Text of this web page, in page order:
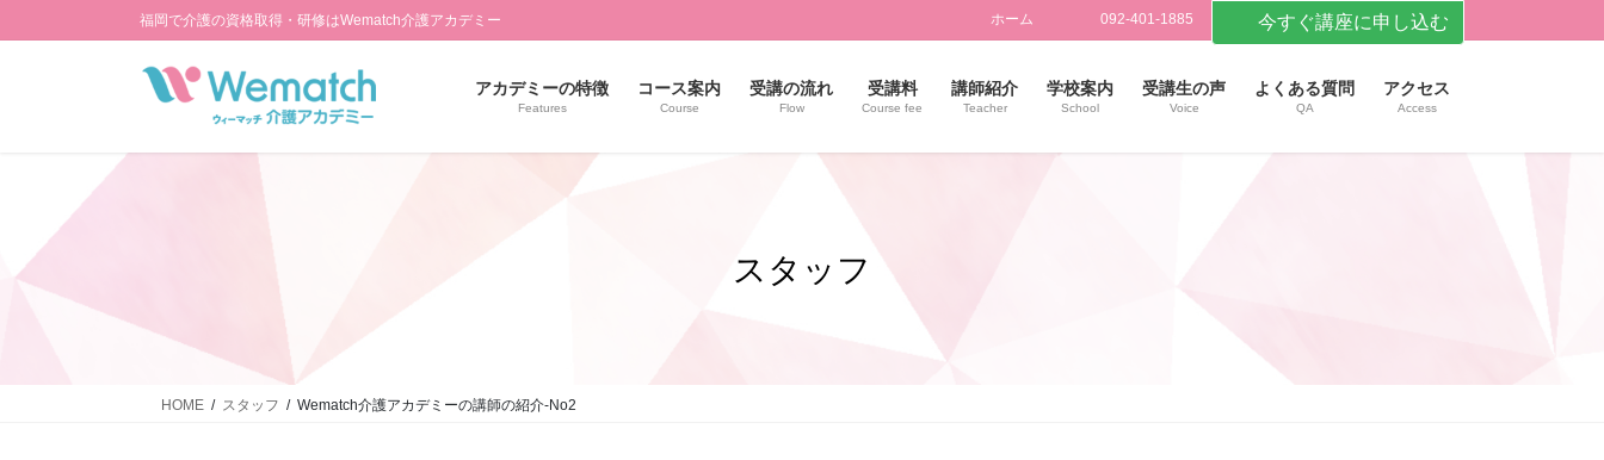
ン
ビ
福岡で介護の資格取得・研修はWematch介護アカデミー ホーム 092-401-1885 今すぐ講座に申し込む
アカデミーの特徴
Features
コース案内
Course
受講の流れ
Flow
受講料
Course fee
講師紹介
Teacher
学校案内
School
受講生の声
Voice
よくある質問
QA
アクセス
Access
スタッフ
HOME スタッフ Wematch介護アカデミーの講師の紹介-No2